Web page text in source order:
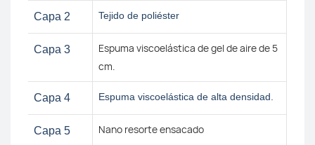
Capa 2 Tejido de poliéster
Capa 3
Espuma viscoelástica de gel de aire de 5
cm.
Capa 4 Espuma viscoelástica de alta densidad.
Capa 5 Nano resorte ensacado